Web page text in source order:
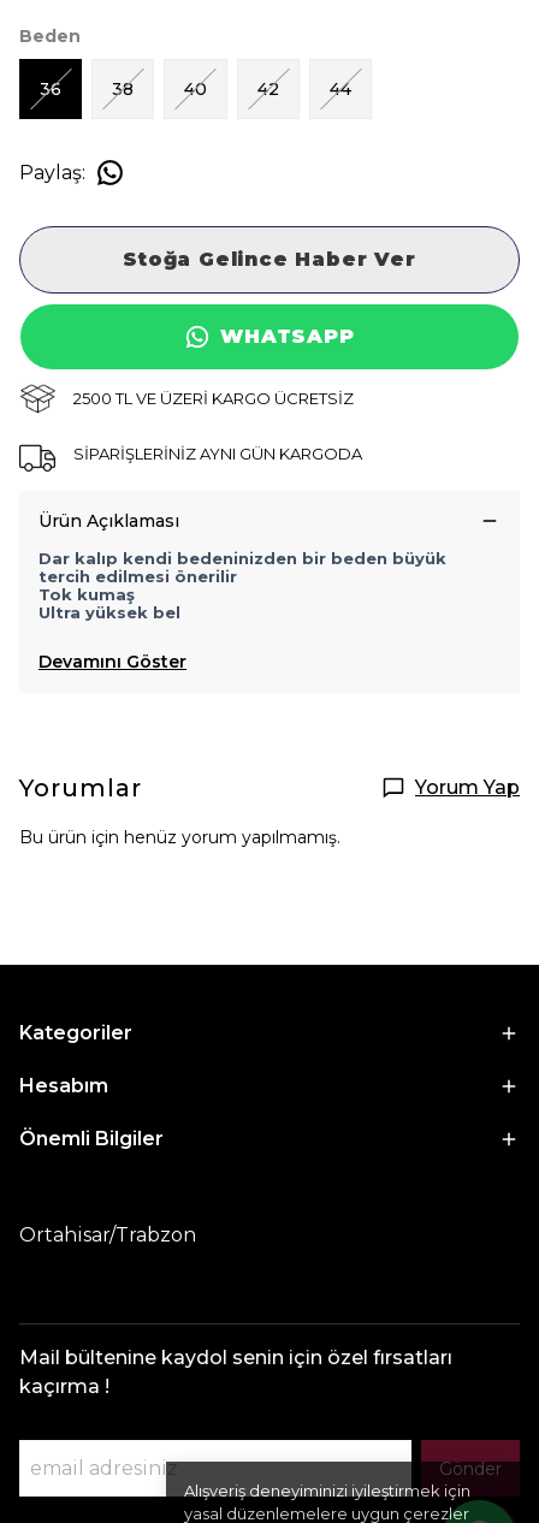
Alışveriş deneyiminizi iyileştirmek için
yasal düzenlemelere uygun çerezler
Beden
36 38 40 42 44
Paylaş:
Stoğa Gelince Haber Ver
WHATSAPP
2500 TL VE ÜZERİ KARGO ÜCRETSİZ
SİPARİŞLERİNİZ AYNI GÜN KARGODA
Ürün Açıklaması
Dar kalıp kendi bedeninizden bir beden büyük
tercih edilmesi önerilir
Tok kumaş
Ultra yüksek bel
Devamını Göster
Yorumlar Yorum Yap
Bu ürün için henüz yorum yapılmamış.
Kategoriler
Hesabım
Önemli Bilgiler
Ortahisar/Trabzon
Mail bültenine kaydol senin için özel fırsatları
kaçırma !
Gönder